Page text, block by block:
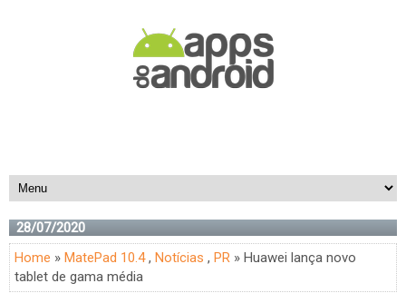
28/07/2020
Home » MatePad 10.4, Notícias , PR » Huawei lança novo
tablet de gama média